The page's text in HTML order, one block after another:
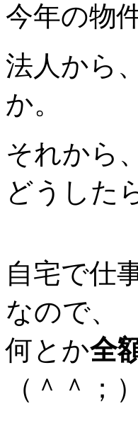
今年の物
法人から
か。
それから
どうした
自宅で仕
なので、
何とか全
（＾＾；）